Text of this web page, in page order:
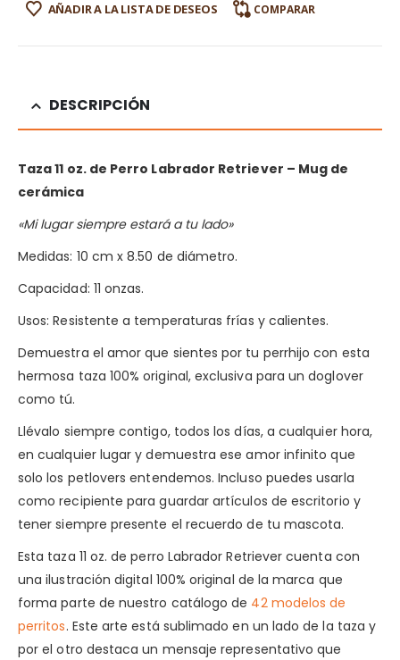
AÑADIR A LA LISTA DE DESEOS COMPARAR
DESCRIPCIÓN
Taza 11 oz. de Perro Labrador Retriever – Mug de
cerámica
«Mi lugar siempre estará a tu lado»
Medidas: 10 cm x 8.50 de diámetro.
Capacidad: 11 onzas.
Usos: Resistente a temperaturas frías y calientes.
Demuestra el amor que sientes por tu perrhijo con esta
hermosa taza 100% original, exclusiva para un doglover
como tú.
Llévalo siempre contigo, todos los días, a cualquier hora,
en cualquier lugar y demuestra ese amor infinito que
solo los petlovers entendemos. Incluso puedes usarla
como recipiente para guardar artículos de escritorio y
tener siempre presente el recuerdo de tu mascota.
Esta taza 11 oz. de perro Labrador Retriever cuenta con
una ilustración digital 100% original de la marca que
forma parte de nuestro catálogo de 42 modelos de
perritos. Este arte está sublimado en un lado de la taza y
por el otro destaca un mensaje representativo que